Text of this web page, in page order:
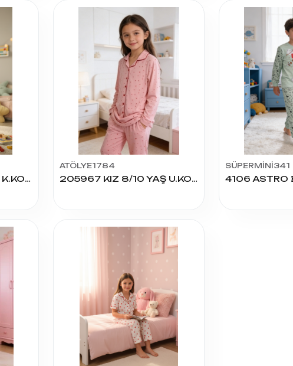
205973 KIZ 8-10 YAŞ K.KOL ŞORTLU PİJAMA TAKIM
ATÖLYE1784
205967 KIZ 8/10 YAŞ U.KOL PİJAMA TAKIM
SÜPERMİNİ341